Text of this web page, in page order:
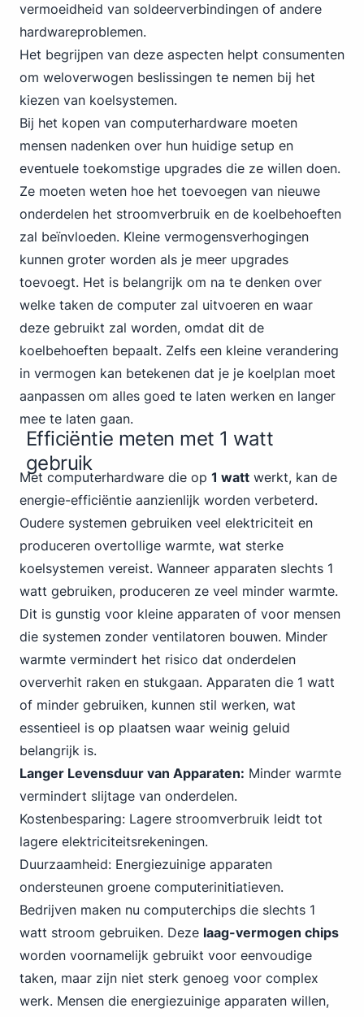
vermoeidheid van soldeerverbindingen of andere
hardwareproblemen.
Het begrijpen van deze aspecten helpt consumenten
om weloverwogen beslissingen te nemen bij het
kiezen van koelsystemen.
Bij het kopen van computerhardware moeten
mensen nadenken over hun huidige setup en
eventuele toekomstige upgrades die ze willen doen.
Ze moeten weten hoe het toevoegen van nieuwe
onderdelen het stroomverbruik en de koelbehoeften
zal beïnvloeden. Kleine vermogensverhogingen
kunnen groter worden als je meer upgrades
toevoegt. Het is belangrijk om na te denken over
welke taken de computer zal uitvoeren en waar
deze gebruikt zal worden, omdat dit de
koelbehoeften bepaalt. Zelfs een kleine verandering
in vermogen kan betekenen dat je je koelplan moet
aanpassen om alles goed te laten werken en langer
mee te laten gaan.
Efficiëntie meten met 1 watt
gebruik
Met computerhardware die op 1 watt werkt, kan de
energie-efficiëntie aanzienlijk worden verbeterd.
Oudere systemen gebruiken veel elektriciteit en
produceren overtollige warmte, wat sterke
koelsystemen vereist. Wanneer apparaten slechts 1
watt gebruiken, produceren ze veel minder warmte.
Dit is gunstig voor kleine apparaten of voor mensen
die systemen zonder ventilatoren bouwen. Minder
warmte vermindert het risico dat onderdelen
oververhit raken en stukgaan. Apparaten die 1 watt
of minder gebruiken, kunnen stil werken, wat
essentieel is op plaatsen waar weinig geluid
belangrijk is.
Langer Levensduur van Apparaten: Minder warmte
vermindert slijtage van onderdelen.
Kostenbesparing: Lagere stroomverbruik leidt tot
lagere elektriciteitsrekeningen.
Duurzaamheid: Energiezuinige apparaten
ondersteunen groene computerinitiatieven.
Bedrijven maken nu computerchips die slechts 1
watt stroom gebruiken. Deze laag-vermogen chips
worden voornamelijk gebruikt voor eenvoudige
taken, maar zijn niet sterk genoeg voor complex
werk. Mensen die energiezuinige apparaten willen,